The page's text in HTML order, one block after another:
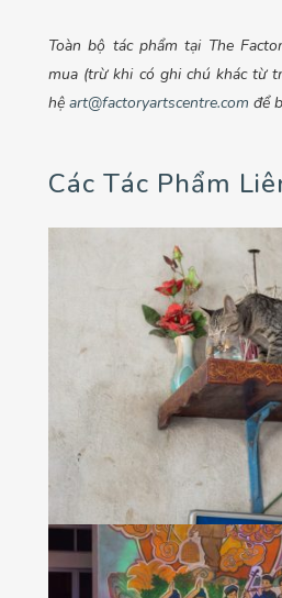
Toàn bộ tác phẩm tại The
mua (trừ khi có ghi chú khác từ
hệ art@factoryartscentre.com để
Các Tác Phẩm